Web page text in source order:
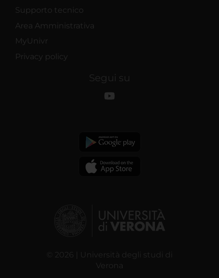
Supporto tecnico
Area Amministrativa
MyUnivr
Privacy policy
Segui su
© 2026 | Università degli studi di
Verona